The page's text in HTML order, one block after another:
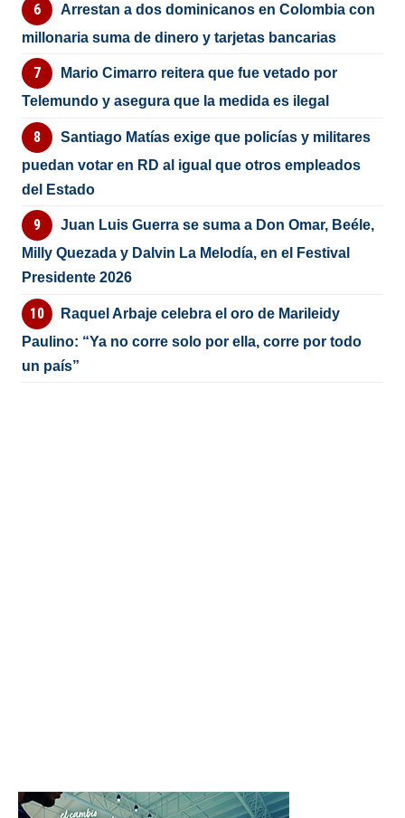
Arrestan a dos dominicanos en Colombia con
millonaria suma de dinero y tarjetas bancarias
Mario Cimarro reitera que fue vetado por
Telemundo y asegura que la medida es ilegal
Santiago Matías exige que policías y militares
puedan votar en RD al igual que otros empleados
del Estado
Juan Luis Guerra se suma a Don Omar, Beéle,
Milly Quezada y Dalvin La Melodía, en el Festival
Presidente 2026
Raquel Arbaje celebra el oro de Marileidy
Paulino: “Ya no corre solo por ella, corre por todo
un país”